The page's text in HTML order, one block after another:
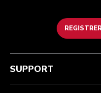
Health Check
Spåra din beställning
Garanti och dokument
Vanliga frågor
Regler och villkor
Returer och återbetalningar
Imprint
ODR
Varumärket
Hitta en butik
SUPPORT